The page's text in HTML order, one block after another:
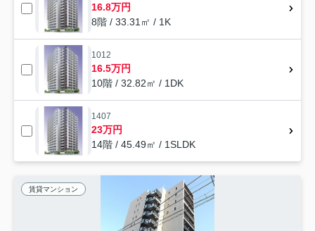
16.8万円
8階 / 33.31㎡ / 1K
1012
16.5万円
10階 / 32.82㎡ / 1DK
1407
23万円
14階 / 45.49㎡ / 1SLDK
賃貸マンション